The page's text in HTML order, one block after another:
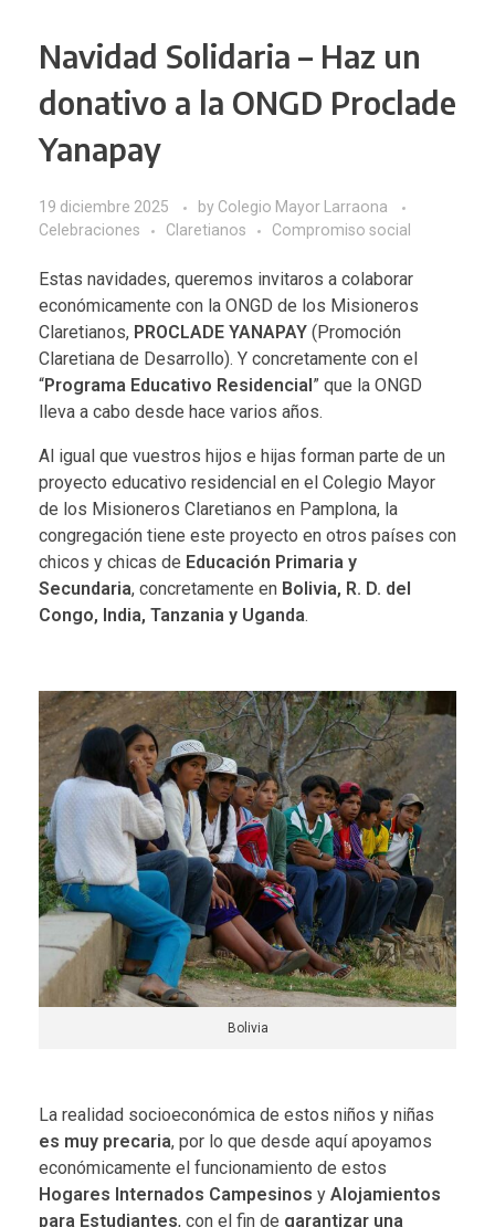
Navidad Solidaria – Haz un
donativo a la ONGD Proclade
Yanapay
19 diciembre 2025 by Colegio Mayor Larraona
Celebraciones
Claretianos Compromiso social
Estas navidades, queremos invitaros a colaborar
económicamente con la ONGD de los Misioneros
Claretianos, PROCLADE YANAPAY (Promoción
Claretiana de Desarrollo). Y concretamente con el
“Programa Educativo Residencial” que la ONGD
lleva a cabo desde hace varios años.
Al igual que vuestros hijos e hijas forman parte de un
proyecto educativo residencial en el Colegio Mayor
de los Misioneros Claretianos en Pamplona, la
congregación tiene este proyecto en otros países con
chicos y chicas de Educación Primaria y
Secundaria, concretamente en Bolivia, R. D. del
Congo, India, Tanzania y Uganda.
Bolivia
La realidad socioeconómica de estos niños y niñas
es muy precaria, por lo que desde aquí apoyamos
económicamente el funcionamiento de estos
Hogares Internados Campesinos y Alojamientos
para Estudiantes, con el fin de garantizar una